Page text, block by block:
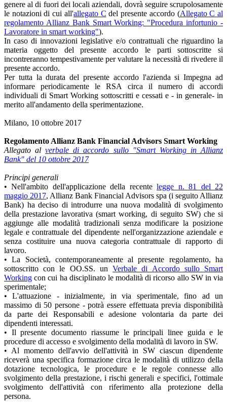
genere al di fuori dei locali aziendali, dovrà seguire scrupolosamente
le notazioni di cui all'allegato C del presente accordo (Allegato C al
regolamento Allianz Bank Smart Working: "Procedura infortunio -
Lavoratore in smart working").
In caso di innovazioni legislative e/o contrattuali che riguardino la
materia oggetto del presente accordo le parti sottoscritte si
incontreranno tempestivamente per valutare la necessità di rivedere il
presente accordo.
Per tutta la durata del presente accordo l'azienda si Impegna ad
informare periodicamente le RSA circa il numero di accordi
individuali di Smart Working sottoscritti e cessati e - in generale- in
merito all'andamento della sperimentazione.
Milano, 10 ottobre 2017
Regolamento Allianz Bank Financial Advisors Smart Working
Allegato alverbale di accordo sullo "Smart Working in Allianz
Bank" del 10 ottobre 2017
Principi generali
• Nell'ambito dell'applicazione della recentelegge n. 81 del 22
maggio 2017, Allianz Bank Financial Advisors spa (i seguito Allianz
Bank) ha deciso di introdurre una nuova modalità di svolgimento
della prestazione lavorativa (smart working, di seguito SW) che si
aggiunge alle modalità tradizionali senza modificare la posizione
legale e contrattuale del dipendente nell'organizzazione aziendale e
senza costituire una nuova categoria contrattuale di rapporto di
lavoro.
• La Società, contemporaneamente al presente regolamento, ha
sottoscritto con le OO.SS. unVerbale di Accordo sullo Smart
Working con cui ha disciplinato le modalità di ricorso allo SW in via
sperimentale;
• L'attuazione - inizialmente, in via sperimentale, fino ad un
massimo di 50 persone - potrà essere effettuata previa disponibilità
da parte dei Responsabili e adesione volontaria da parte dei
dipendenti interessati.
• Il presente documento riassume le principali linee guida e le
procedure di accesso e svolgimento della modalità di lavoro in SW.
• Al momento dell'avvio dell'attività in SW ciascun dipendente
riceverà una specifica formazione circa le modalità di utilizzo della
dotazione tecnologica, le procedure e le regole connesse allo
svolgimento della prestazione, i rischi generali e specifici, l'ottimale
svolgimento dell'attività con riferimento alla protezione della
persona.